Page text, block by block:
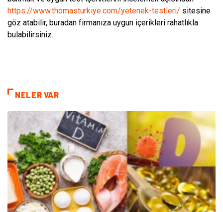
https://www.thomasturkiye.com/yetenek-testleri/ sitesine
göz atabilir, buradan firmanıza uygun içerikleri rahatlıkla
bulabilirsiniz.
NELER VAR